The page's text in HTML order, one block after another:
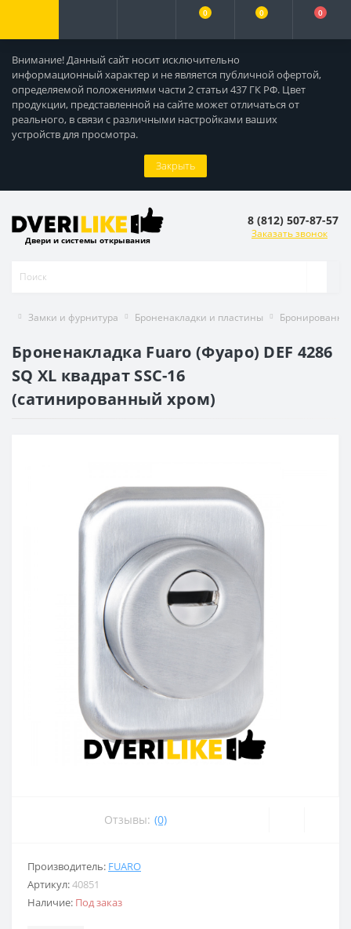
Внимание! Данный сайт носит исключительно
информационный характер и не является публичной офертой,
определяемой положениями части 2 статьи 437 ГК РФ. Цвет
продукции, представленной на сайте может отличаться от
реального, в связи с различными настройками ваших
устройств для просмотра.
Закрыть
0 0 0
Двери и системы открывания
8 (812) 507-87-57
Заказать звонок
Замки и фурнитура Броненакладки и пластины
Броненакладка Fuaro (Фуаро) DEF 4286
SQ XL квадрат SSC-16
(сатинированный хром)
Отзывы: (0)
Производитель: FUARO
Артикул:40851
Наличие: Под заказ